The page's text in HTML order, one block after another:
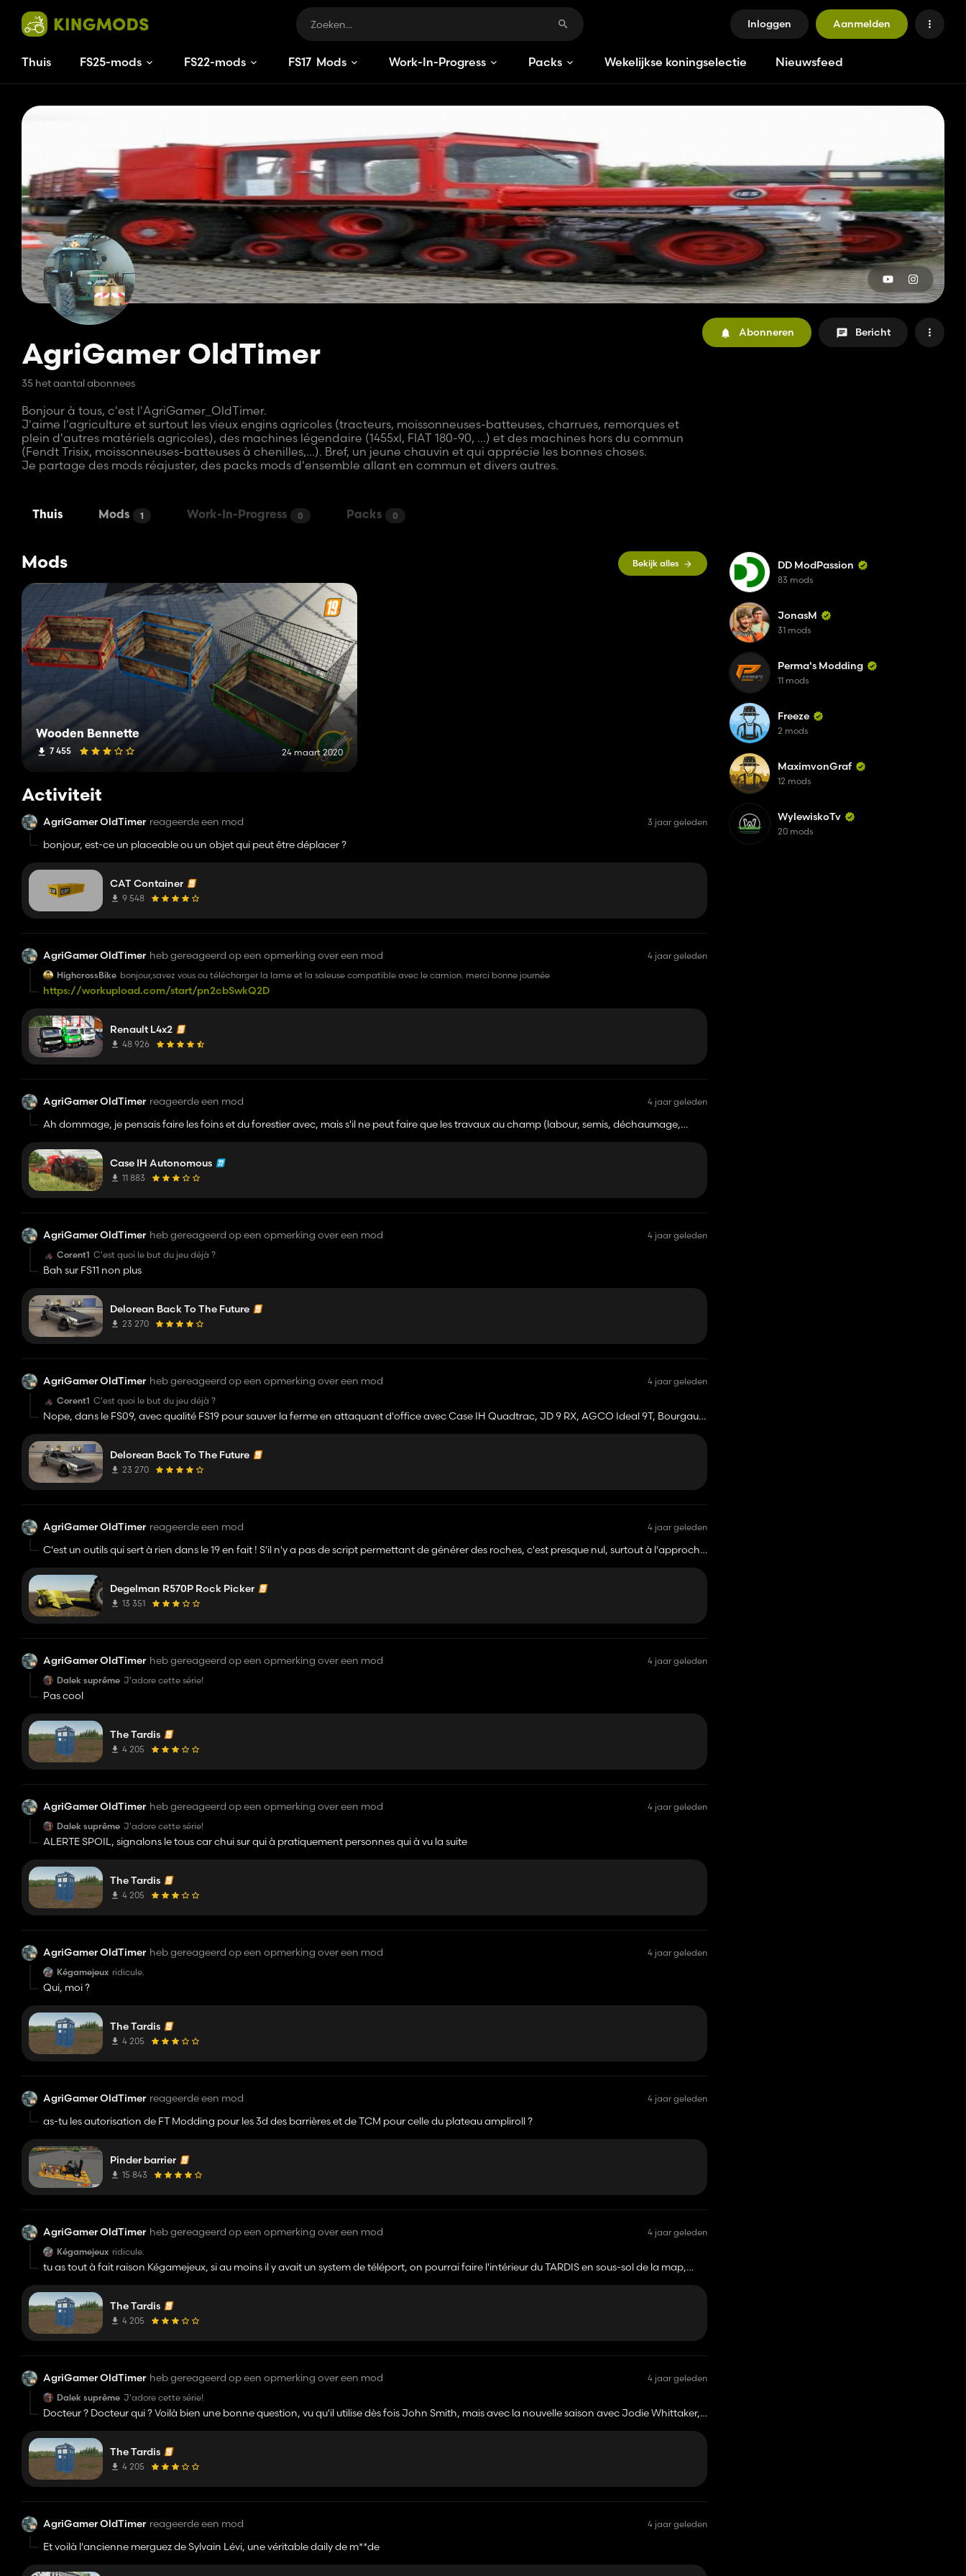
Inloggen Aanmelden
Thuis FS25-mods FS22-mods FS17 Mods Work-In-Progress Packs Wekelijkse koningselectie Nieuwsfeed
AgriGamer OldTimer
35 het aantal abonnees
Bonjour à tous, c'est l'AgriGamer_OldTimer.
J'aime l'agriculture et surtout les vieux engins agricoles (tracteurs, moissonneuses-batteuses, charrues, remorques et
plein d'autres matériels agricoles), des machines légendaire (1455xl, FIAT 180-90, ...) et des machines hors du commun
(Fendt Trisix, moissonneuses-batteuses à chenilles,...). Bref, un jeune chauvin et qui apprécie les bonnes choses.
Je partage des mods réajuster, des packs mods d'ensemble allant en commun et divers autres.
Abonneren Bericht
Thuis Mods 1 Work-In-Progress 0 Packs 0
Mods Bekijk alles
Wooden Bennette
7 455 24 maart 2020
Activiteit
AgriGamer OldTimer reageerde een mod 3 jaar geleden
bonjour, est-ce un placeable ou un objet qui peut être déplacer ?
CAT Container
9 548
AgriGamer OldTimer heb gereageerd op een opmerking over een mod
4 jaar geleden
HighcrossBike bonjour,savez vous ou télécharger la lame et la saleuse compatible avec le camion. merci bonne journée
https://workupload.com/start/pn2cbSwkQ2D
Renault L4x2
48 926
AgriGamer OldTimer reageerde een mod 4 jaar geleden
Ah dommage, je pensais faire les foins et du forestier avec, mais s'il ne peut faire que les travaux au champ (labour, semis, déchaumage,
Case IH Autonomous
11 883
AgriGamer OldTimer heb gereageerd op een opmerking over een mod
4 jaar geleden
Corent1 C'est quoi le but du jeu déjà ?
Bah sur FS11 non plus
Delorean Back To The Future
23 270
AgriGamer OldTimer heb gereageerd op een opmerking over een mod
4 jaar geleden
Corent1 C'est quoi le but du jeu déjà ?
Nope, dans le FS09, avec qualité FS19 pour sauver la ferme en attaquant d'office avec Case IH Quadtrac, JD 9 RX, AGCO Ideal 9T, Bourgault
Delorean Back To The Future
23 270
AgriGamer OldTimer reageerde een mod 4 jaar geleden
C'est un outils qui sert à rien dans le 19 en fait ! S'il n'y a pas de script permettant de générer des roches, c'est presque nul, surtout à l'approche
(produit de la chaux pour remplir l'épandeur), godet à roches, broyeur à pierres (produit directement la chaux au champs).
Degelman R570P Rock Picker
13 351
AgriGamer OldTimer heb gereageerd op een opmerking over een mod
4 jaar geleden
Dalek suprême J'adore cette série!
Pas cool
The Tardis
4 205
AgriGamer OldTimer heb gereageerd op een opmerking over een mod
4 jaar geleden
Dalek suprême J'adore cette série!
ALERTE SPOIL, signalons le tous car chui sur qui à pratiquement personnes qui à vu la suite
The Tardis
4 205
AgriGamer OldTimer heb gereageerd op een opmerking over een mod
4 jaar geleden
Kégamejeux ridicule.
Qui, moi ?
The Tardis
4 205
AgriGamer OldTimer reageerde een mod 4 jaar geleden
as-tu les autorisation de FT Modding pour les 3d des barrières et de TCM pour celle du plateau ampliroll ?
Pinder barrier
15 843
AgriGamer OldTimer heb gereageerd op een opmerking over een mod
4 jaar geleden
Kégamejeux ridicule.
tu as tout à fait raison Kégamejeux, si au moins il y avait un system de téléport, on pourrai faire l'intérieur du TARDIS en sous-sol de la map,
The Tardis
4 205
AgriGamer OldTimer heb gereageerd op een opmerking over een mod
4 jaar geleden
Dalek suprême J'adore cette série!
Docteur ? Docteur qui ? Voilà bien une bonne question, vu qu'il utilise dès fois John Smith, mais avec la nouvelle saison avec Jodie Whittaker,
The Tardis
4 205
AgriGamer OldTimer reageerde een mod 4 jaar geleden
Et voilà l'ancienne merguez de Sylvain Lévi, une véritable daily de m**de
DD ModPassion
83 mods
JonasM
31 mods
Perma's Modding
11 mods
Freeze
2 mods
MaximvonGraf
12 mods
WylewiskoTv
20 mods